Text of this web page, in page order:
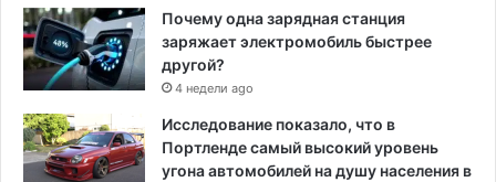
Почему одна зарядная станция
заряжает электромобиль быстрее
другой?
4 недели ago
Исследование показало, что в
Портленде самый высокий уровень
угона автомобилей на душу населения в